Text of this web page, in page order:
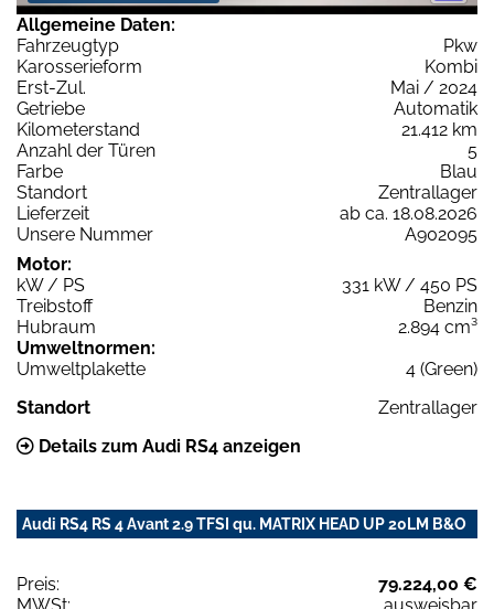
Allgemeine Daten:
Fahrzeugtyp
Pkw
Karosserieform
Kombi
Erst-Zul.
Mai / 2024
Getriebe
Automatik
Kilometerstand
21.412 km
Anzahl der Türen
5
Farbe
Blau
Standort
Zentrallager
Lieferzeit
ab ca. 18.08.2026
Unsere Nummer
A902095
Motor:
kW / PS
331 kW / 450 PS
Treibstoff
Benzin
Hubraum
2.894 cm³
Umweltnormen:
Umweltplakette
4 (Green)
Standort
Zentrallager
Details zum Audi RS4 anzeigen
Audi RS4 RS 4 Avant 2.9 TFSI qu. MATRIX HEAD UP 20LM B&O
Preis:
79.224,00 €
MWSt:
ausweisbar